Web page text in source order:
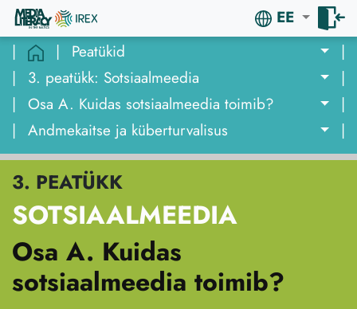
EE
|
| Peatükid
|
|
3. peatükk: Sotsiaalmeedia
|
| Osa A. Kuidas sotsiaalmeedia toimib?
|
| Andmekaitse ja küberturvalisus |
3. PEATÜKK
SOTSIAALMEEDIA
Osa A. Kuidas
sotsiaalmeedia toimib?